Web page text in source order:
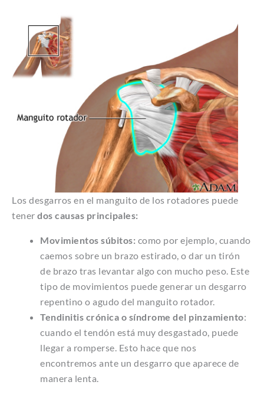
Los desgarros en el manguito de los rotadores puede
tener dos causas principales:
Movimientos súbitos: como por ejemplo, cuando
caemos sobre un brazo estirado, o dar un tirón
de brazo tras levantar algo con mucho peso. Este
tipo de movimientos puede generar un desgarro
repentino o agudo del manguito rotador.
Tendinitis crónica o síndrome del pinzamiento:
cuando el tendón está muy desgastado, puede
llegar a romperse. Esto hace que nos
encontremos ante un desgarro que aparece de
manera lenta.